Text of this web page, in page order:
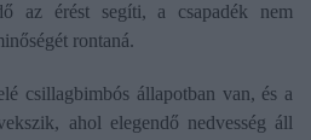
az érést segíti, a csapadék nem
rontaná.
csillagbimbós állapotban van, és a
ahol elegendő nedvesség áll